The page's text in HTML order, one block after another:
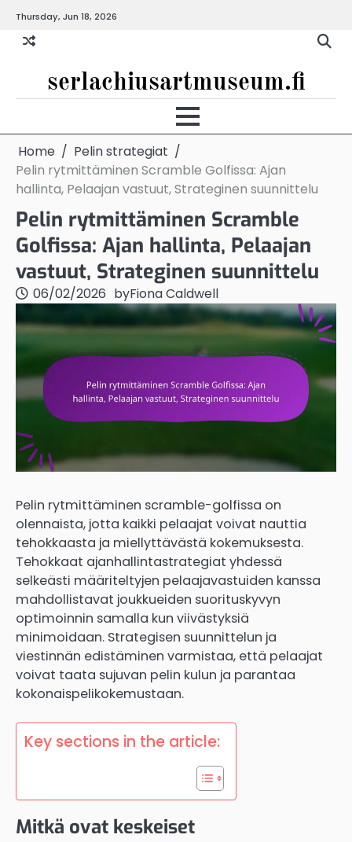
content
Thursday, Jun 18, 2026
serlachiusartmuseum.fi
Home
Pelin strategiat
Pelin rytmittäminen Scramble Golfissa: Ajan
hallinta, Pelaajan vastuut, Strateginen suunnittelu
Pelin rytmittäminen Scramble
Golfissa: Ajan hallinta, Pelaajan
vastuut, Strateginen suunnittelu
06/02/2026 byFiona Caldwell
Pelin rytmittäminen scramble-golfissa on
olennaista, jotta kaikki pelaajat voivat nauttia
tehokkaasta ja miellyttävästä kokemuksesta.
Tehokkaat ajanhallintastrategiat yhdessä
selkeästi määriteltyjen pelaajavastuiden kanssa
mahdollistavat joukkueiden suorituskyvyn
optimoinnin samalla kun viivästyksiä
minimoidaan. Strategisen suunnittelun ja
viestinnän edistäminen varmistaa, että pelaajat
voivat taata sujuvan pelin kulun ja parantaa
kokonaispelikokemustaan.
Key sections in the article:
Mitkä ovat keskeiset